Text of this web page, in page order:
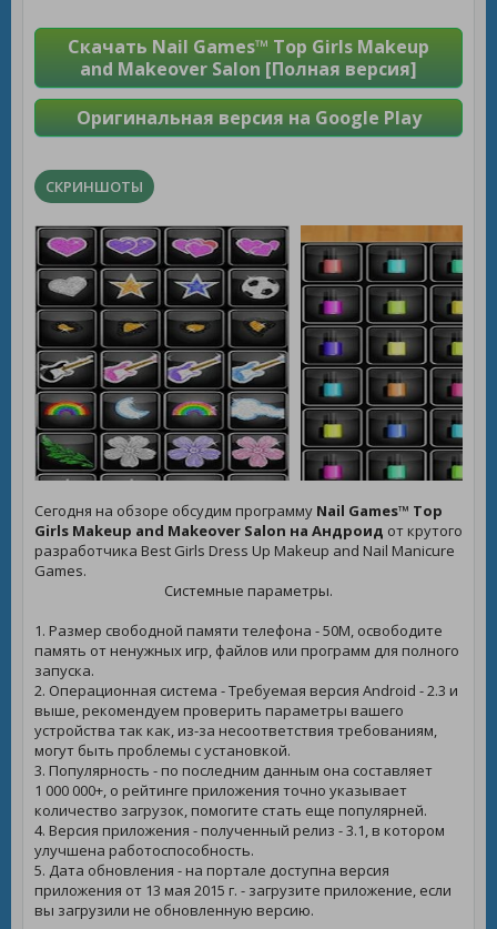
Скачать Nail Games™ Top Girls Makeup
and Makeover Salon [Полная версия]
Оригинальная версия на Google Play
СКРИНШОТЫ
Сегодня на обзоре обсудим программу Nail Games™ Top
Girls Makeup and Makeover Salon на Андроид от крутого
разработчика Best Girls Dress Up Makeup and Nail Manicure
Games.
Системные параметры.
1. Размер свободной памяти телефона - 50M, освободите
память от ненужных игр, файлов или программ для полного
запуска.
2. Операционная система - Требуемая версия Android - 2.3 и
выше, рекомендуем проверить параметры вашего
устройства так как, из-за несоответствия требованиям,
могут быть проблемы с установкой.
3. Популярность - по последним данным она составляет
1 000 000+, о рейтинге приложения точно указывает
количество загрузок, помогите стать еще популярней.
4. Версия приложения - полученный релиз - 3.1, в котором
улучшена работоспособность.
5. Дата обновления - на портале доступна версия
приложения от 13 мая 2015 г. - загрузите приложение, если
вы загрузили не обновленную версию.